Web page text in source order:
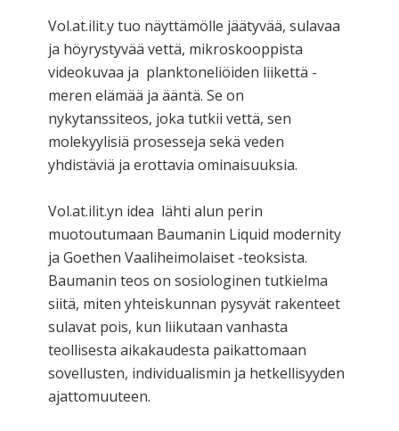
Vol.at.ilit.y tuo näyttämölle jäätyvää, sulavaa
ja höyrystyvää vettä, mikroskooppista
videokuvaa ja planktoneliöiden liikettä -
meren elämää ja ääntä. Se on
nykytanssiteos, joka tutkii vettä, sen
molekyylisiä prosesseja sekä veden
yhdistäviä ja erottavia ominaisuuksia.
Vol.at.ilit.yn idea lähti alun perin
muotoutumaan Baumanin Liquid modernity
ja Goethen Vaaliheimolaiset -teoksista.
Baumanin teos on sosiologinen tutkielma
siitä, miten yhteiskunnan pysyvät rakenteet
sulavat pois, kun liikutaan vanhasta
teollisesta aikakaudesta paikattomaan
sovellusten, individualismin ja hetkellisyyden
ajattomuuteen.